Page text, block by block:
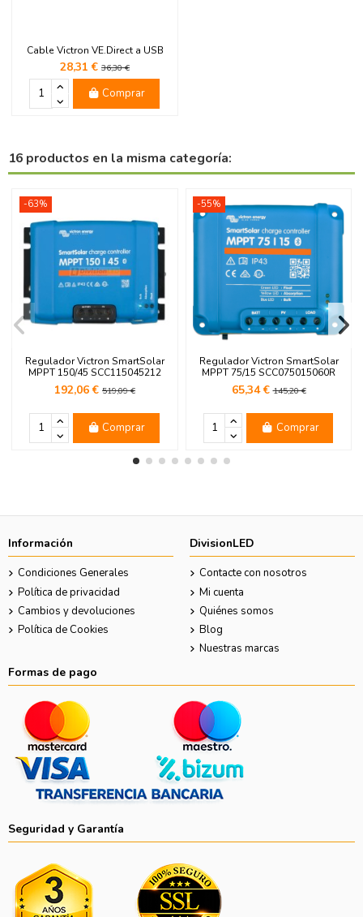
Cable Victron VE.Direct a USB
28,31 € 36,30 €
Comprar
16 productos en la misma categoría:
-63%
Regulador Victron SmartSolar
MPPT 150/45 SCC115045212
192,06 € 519,09 €
Comprar
-55%
Regulador Victron SmartSolar
MPPT 75/15 SCC075015060R
65,34 €145,20 €
Comprar
Información
Condiciones Generales
Política de privacidad
Cambios y devoluciones
Política de Cookies
DivisionLED
Contacte con nosotros
Mi cuenta
Quiénes somos
Blog
Nuestras marcas
Formas de pago
Seguridad y Garantía